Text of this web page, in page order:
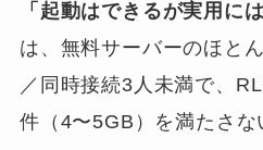
「起動はできるが実用に
は、無料サーバーのほと
／同時接続3人未満で、
件（4〜5GB）を満たさな